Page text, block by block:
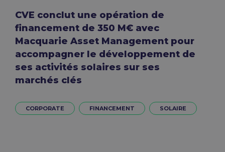
CVE conclut une opération de
financement de 350 M€ avec
Macquarie Asset Management pour
accompagner le développement de
ses activités solaires sur ses
marchés clés
CORPORATE FINANCEMENT SOLAIRE